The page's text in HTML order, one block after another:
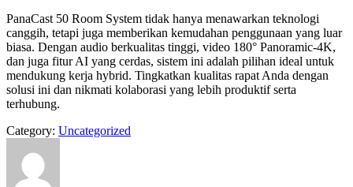
PanaCast 50 Room System tidak hanya menawarkan teknologi
canggih, tetapi juga memberikan kemudahan penggunaan yang luar
biasa. Dengan audio berkualitas tinggi, video 180° Panoramic-4K,
dan juga fitur AI yang cerdas, sistem ini adalah pilihan ideal untuk
mendukung kerja hybrid. Tingkatkan kualitas rapat Anda dengan
solusi ini dan nikmati kolaborasi yang lebih produktif serta
terhubung.
Category: Uncategorized